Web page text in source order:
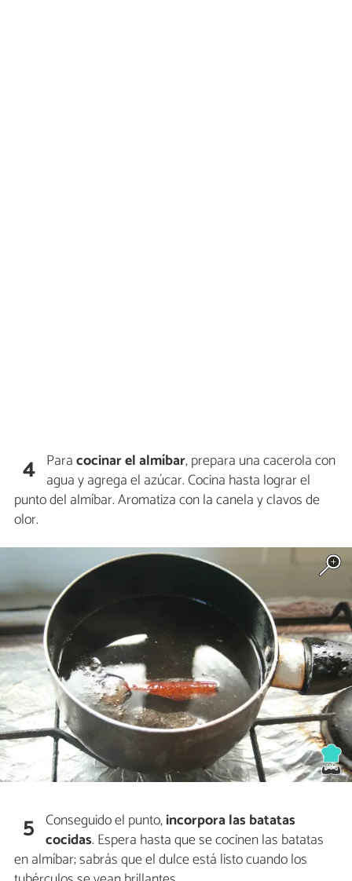
4 Paracocinar el almíbar, prepara una cacerola con
agua y agrega el azúcar. Cocina hasta lograr el
punto del almíbar. Aromatiza con la canela y clavos de
olor.
5 Conseguido el punto,incorpora las batatas
cocidas. Espera hasta que se cocinen las batatas
en almíbar; sabrás que el dulce está listo cuando los